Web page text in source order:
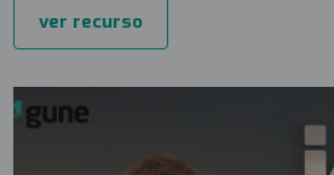
ver recurso